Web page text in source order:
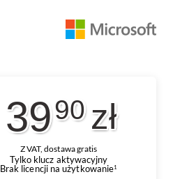
3990 zł
Z VAT, dostawa gratis
Tylko klucz aktywacyjny
Brak licencji na użytkowanie1